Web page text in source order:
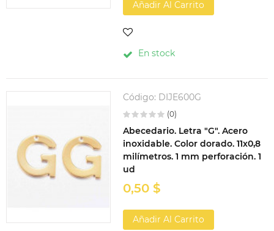
Añadir Al Carrito
En stock
Código: DIJE600G
(0)
Abecedario. Letra "G". Acero
inoxidable. Color dorado. 11x0,8
milímetros. 1 mm perforación. 1
ud
0,50 $
Añadir Al Carrito